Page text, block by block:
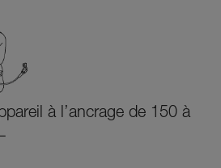
à l’ancrage de 150 à